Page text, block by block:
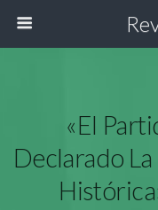
«El
Declarado